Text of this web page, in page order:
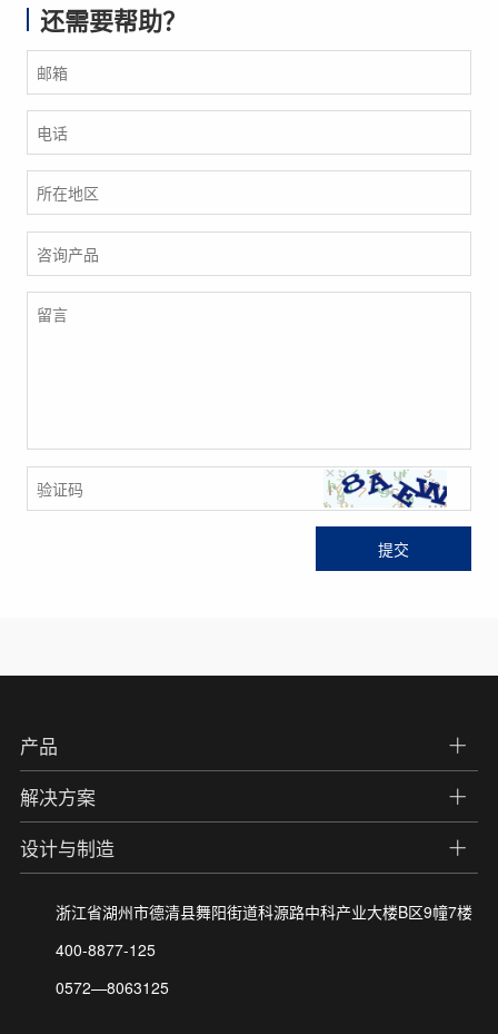
还需要帮助？
产品
解决方案
设计与制造
浙江省湖州市德清县舞阳街道科源路中科产业大楼B区9幢7楼
400-8877-125
0572—8063125